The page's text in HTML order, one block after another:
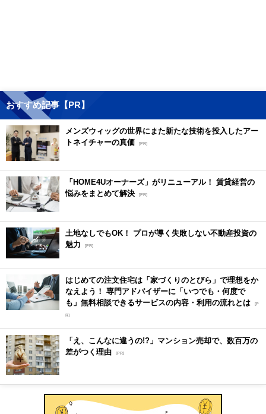
おすすめ記事【PR】
メンズウィッグの世界にまた新たな技術を投入したアー
トネイチャーの真価 [PR]
「HOME4Uオーナーズ」がリニューアル！ 賃貸経営の
悩みをまとめて解決 [PR]
土地なしでもOK！ プロが導く失敗しない不動産投資の
魅力
[PR]
はじめての注文住宅は「家づくりのとびら」で理想をか
なえよう！ 専門アドバイザーに「いつでも・何度で
も」無料相談できるサービスの内容・利用の流れとは [P
R]
「え、こんなに違うの!?」マンション売却で、数百万の
差がつく理由 [PR]